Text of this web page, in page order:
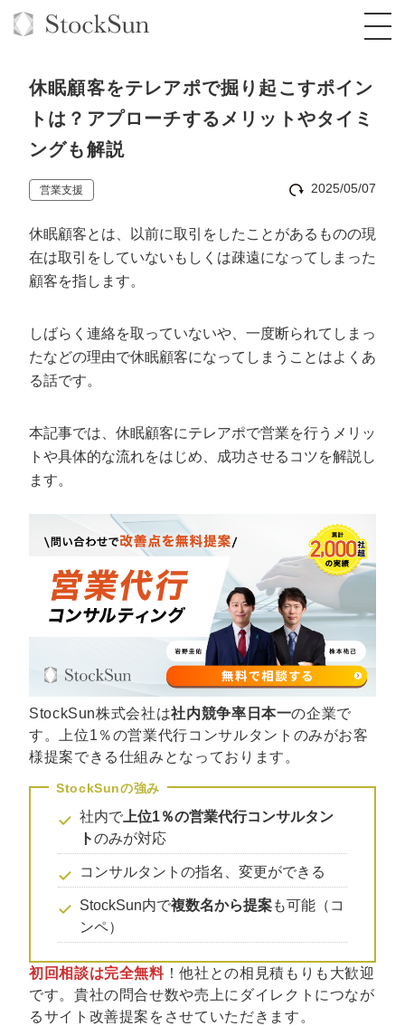
オーダーメイド支援
TOP
コンサルタント一覧
品質ガイドライン
社内コンペ
クレーム窓口
BPO支援
定額制Webマーケティング代行『マキトルく
ん』
定額制採用代行・RPO『トルトルくん』
営業改善特化の動画制作『動画でカリトルく
定額LINE運用代行『LINEマキトルくん』
オリジナルサービス
格安でAI導入支援『あいのりAI』
拡散付1日密着動画制作『まるごと社長』
1本無料で記事を制作『SEOトライアル』
採用YouTubeチャンネル構築『トリトル』
実績
お役立ち資料
料金表
オンラインサロン
StockSun道場
道場TOP
動画編集
広告運用
YouTubeディレクター
年収エージェント
会社概要・役員紹介
ミッション・ビジョン・バリュー
代表メッセージ（岩野圭佑）
取締役メッセージ（株本祐己）
業務委託
認定パートナー
営業
インターン
マーケマネージャー
カスタマーサクセスマネージャー
常勤監査役
内部監査室長
募集要項一覧
休眠顧客をテレアポで掘り起こすポイン
トは？アプローチするメリットやタイミ
ングも解説
営業支援 2025/05/07
休眠顧客とは、以前に取引をしたことがあるものの現
在は取引をしていないもしくは疎遠になってしまった
顧客を指します。
しばらく連絡を取っていないや、一度断られてしまっ
たなどの理由で休眠顧客になってしまうことはよくあ
る話です。
本記事では、休眠顧客にテレアポで営業を行うメリッ
トや具体的な流れをはじめ、成功させるコツを解説し
ます。
StockSun株式会社は社内競争率日本一の企業で
す。上位1％の営業代行コンサルタントのみがお客
様提案できる仕組みとなっております。
社内で 上位1％の営業代行コンサルタン
トのみが対応
コンサルタントの指名、変更ができる
StockSun内で複数名から提案も可能（コ
ンペ）
初回相談は完全無料！他社との相見積もりも大歓迎
です。貴社の問合せ数や売上にダイレクトにつなが
るサイト改善提案をさせていただきます。